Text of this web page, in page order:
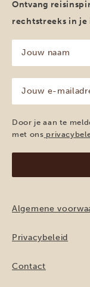
Ontvang
rechtstreeks in je
naam
(Vereist)
mailadres
(Vereist)
Door je aan te
met ons
Algemene
Privacybeleid
Contact